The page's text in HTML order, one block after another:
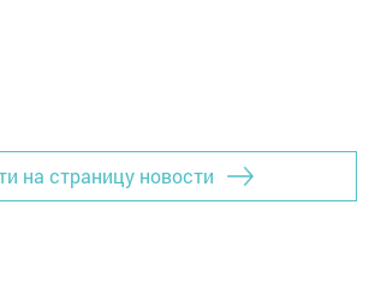
на страницу новости